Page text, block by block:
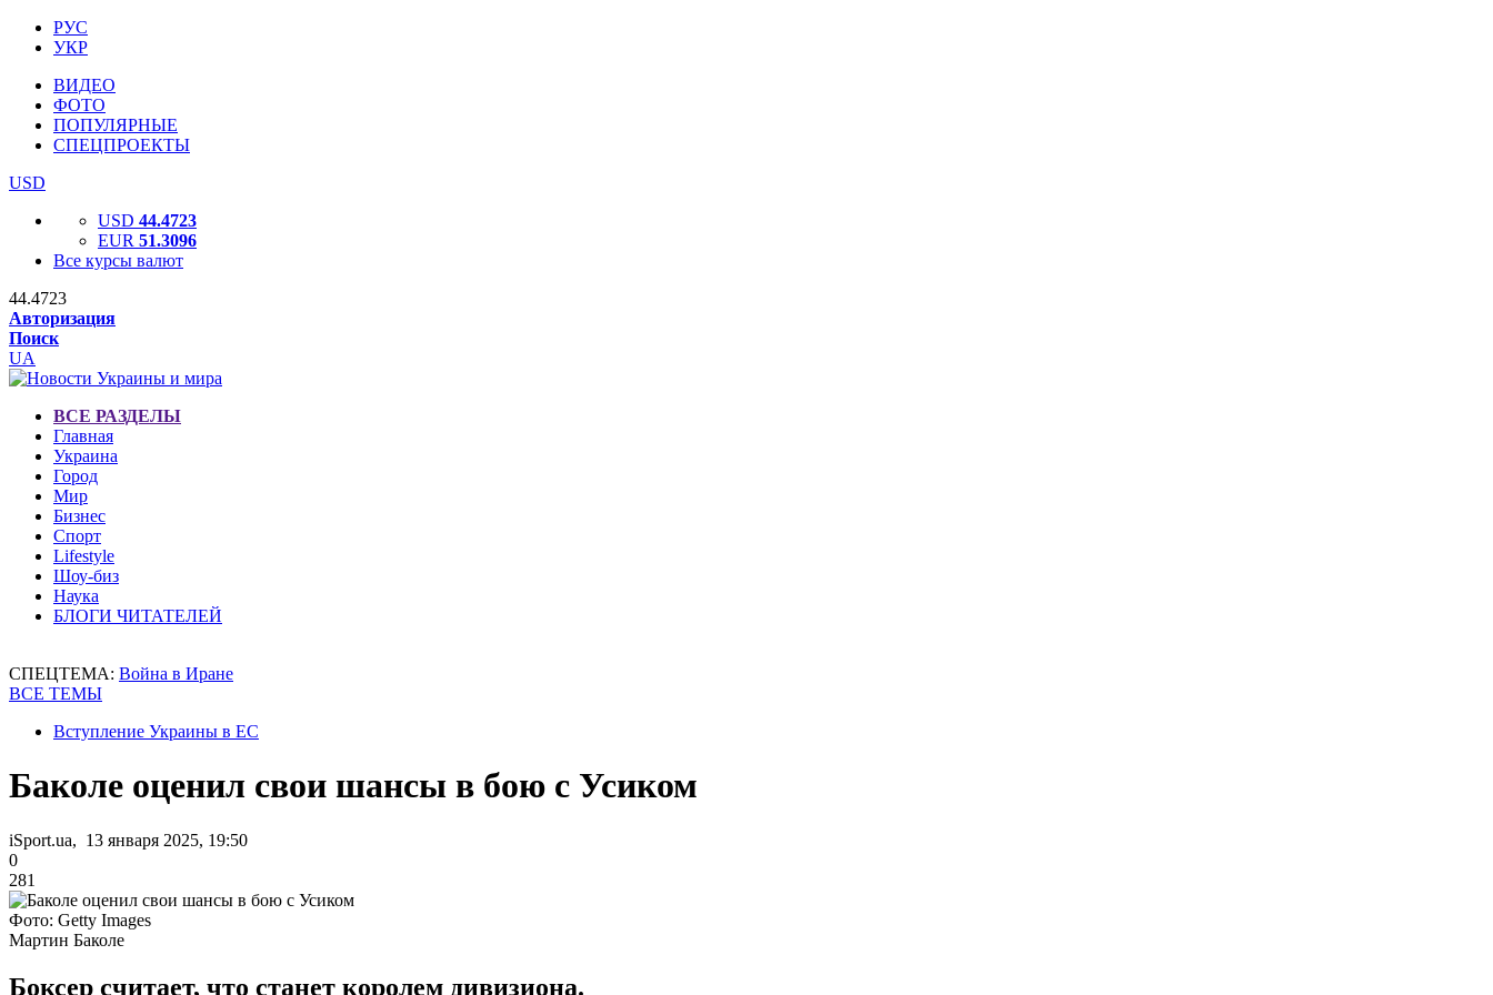
РУС
УКР
ВИДЕО
ФОТО
ПОПУЛЯРНЫЕ
СПЕЦПРОЕКТЫ
USD
USD 44.4723
EUR 51.3096
Все курсы валют
44.4723
Авторизация
Поиск
UA
ВСЕ РАЗДЕЛЫ
Главная
Украина
Город
Мир
Бизнес
Спорт
Lifestyle
Шоу-биз
Наука
БЛОГИ ЧИТАТЕЛЕЙ
СПЕЦТЕМА: Война в Иране
ВСЕ ТЕМЫ
Вступление Украины в ЕС
Баколе оценил свои шансы в бою с Усиком
iSport.ua, 13 января 2025, 19:50
0
281
Фото: Getty Images
Мартин Баколе
Боксер считает, что станет королем дивизиона.